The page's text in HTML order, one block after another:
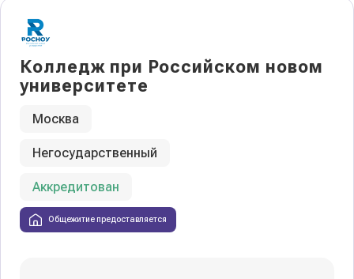
Колледж при Российском новом
университете
Москва
Негосударственный
Аккредитован
Общежитие предоставляется